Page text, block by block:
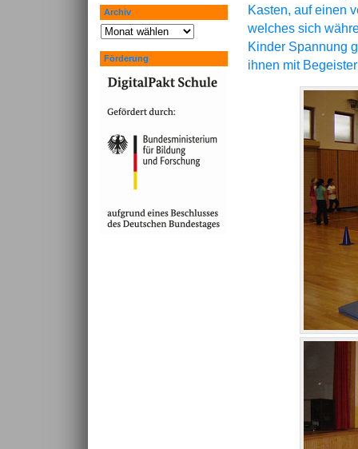
Kasten, auf einen
welches sich
Kinder Spannung
ihnen mit
Archiv
Förderung